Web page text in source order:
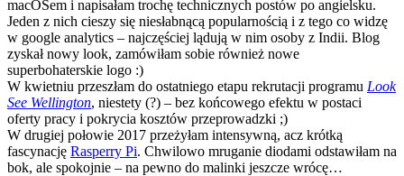
macOSem i napisałam trochę technicznych postów po angielsku.
Jeden z nich cieszy się niesłabnącą popularnością i z tego co widzę
w google analytics – najczęściej lądują w nim osoby z Indii. Blog
zyskał nowy look, zamówiłam sobie również nowe
superbohaterskie logo :)
W kwietniu przeszłam do ostatniego etapu rekrutacji programu Look
See Wellington, niestety (?) – bez końcowego efektu w postaci
oferty pracy i pokrycia kosztów przeprowadzki ;)
W drugiej połowie 2017 przeżyłam intensywną, acz krótką
fascynację Rasperry Pi. Chwilowo mruganie diodami odstawiłam na
bok, ale spokojnie – na pewno do malinki jeszcze wrócę…